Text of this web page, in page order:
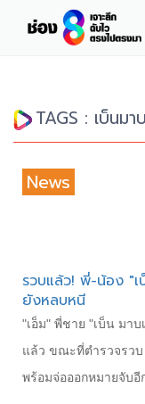
TAGS : เบ็นมา
News
รวบแล้ว! พี่-น้อง "เ
ยังหลบหนี
"เอ็ม" พี่ชาย "เบ็น มา
แล้ว ขณะที่ตำรวจรวบ
พร้อมจ่อออกหมายจับอี